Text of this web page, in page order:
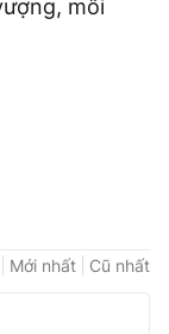
môi
Mới nhất Cũ nhất